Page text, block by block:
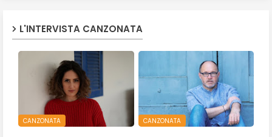
L'INTERVISTA CANZONATA
CANZONATA CANZONATA